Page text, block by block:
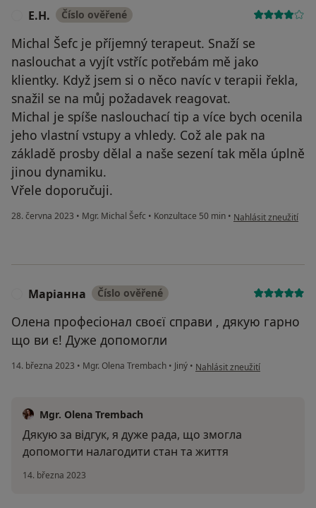
E.H. Číslo ověřené
Michal Šefc je příjemný terapeut. Snaží se
naslouchat a vyjít vstříc potřebám mě jako
klientky. Když jsem si o něco navíc v terapii řekla,
snažil se na můj požadavek reagovat.
Michal je spíše naslouchací tip a více bych ocenila
jeho vlastní vstupy a vhledy. Což ale pak na
základě prosby dělal a naše sezení tak měla úplně
jinou dynamiku.
Vřele doporučuji.
28. června 2023 • Mgr. Michal Šefc • Konzultace 50 min • podle názoru
Nahlásit zneužití
Маріанна Číslo ověřené
Олена професіонал своєї справи , дякую гарно
що ви є! Дуже допомогли
14. března 2023 • Mgr. Olena Trembach • Jiný • podle názoru uživatele
Nahlásit zneužití
Mgr. Olena Trembach
Дякую за відгук, я дуже рада, що змогла
допомогти налагодити стан та життя
14. března 2023